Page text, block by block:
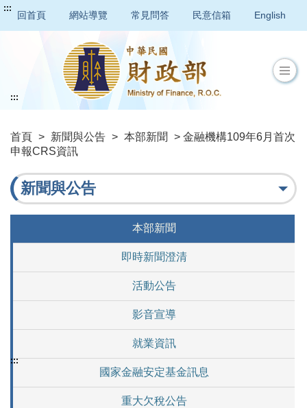
:::
回首頁 網站導覽 常見問答 民意信箱 English
首頁 > 新聞與公告 > 本部新聞
> 金融機構109年6月首次
申報CRS資訊
:::
新聞與公告
本部新聞
即時新聞澄清
活動公告
影音宣導
就業資訊
國家金融安定基金訊息
重大欠稅公告
:::